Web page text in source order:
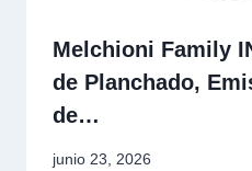
Melchioni Family
de Planchado,
de…
junio 23, 2026